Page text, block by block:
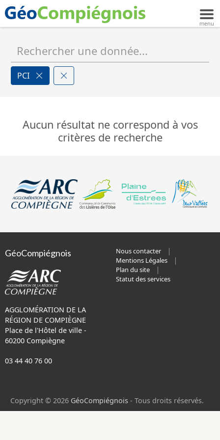
PCI
Aucun résultat ne correspond à vos
critères de recherche
GéoCompiégnois
AGGLOMÉRATION DE LA
RÉGION DE COMPIÈGNE
Place de l'Hôtel de ville -
60200 Compiègne
03 44 40 76 00
Nous contacter
Mentions Légales
Plan du site
Statut des services
Copyright © 2026 GéoCompiégnois - Tous droits réservés.